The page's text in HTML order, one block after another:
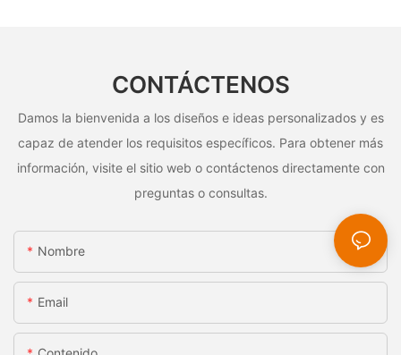
CONTÁCTENOS
Damos la bienvenida a los diseños e ideas personalizados y es
capaz de atender los requisitos específicos. Para obtener más
información, visite el sitio web o contáctenos directamente con
preguntas o consultas.
Nombre
Email